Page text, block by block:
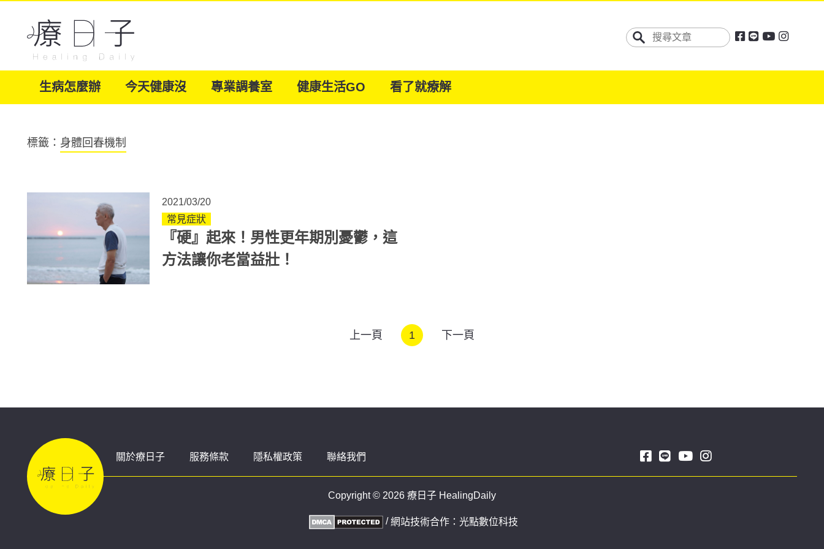
生病怎麼辦 今天健康沒 專業調養室 健康生活GO 看了就療解
標籤： 身體回春機制
2021/03/20
常見症狀
『硬』起來！男性更年期別憂鬱，這
方法讓你老當益壯！
上一頁 1 下一頁
關於療日子 服務條款 隱私權政策 聯絡我們
Copyright © 2026 療日子 HealingDaily
/網站技術合作： 光點數位科技